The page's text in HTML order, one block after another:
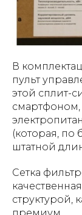
В
пульт
этой сплит-
(которая, по
штатной
Сетка
структурой,